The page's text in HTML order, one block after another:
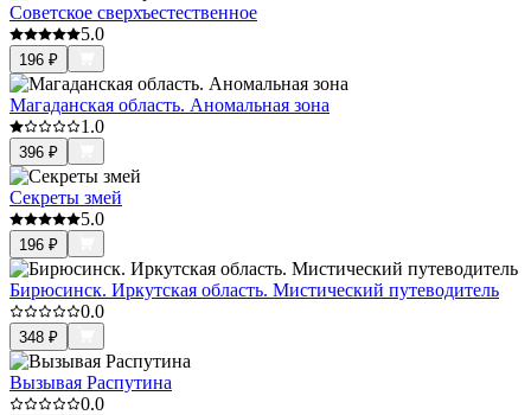
Советское сверхъестественное
5.0
196 ₽
Магаданская область. Аномальная зона
1.0
396 ₽
Секреты змей
5.0
196 ₽
Бирюсинск. Иркутская область. Мистический путеводитель
0.0
348 ₽
Вызывая Распутина
0.0